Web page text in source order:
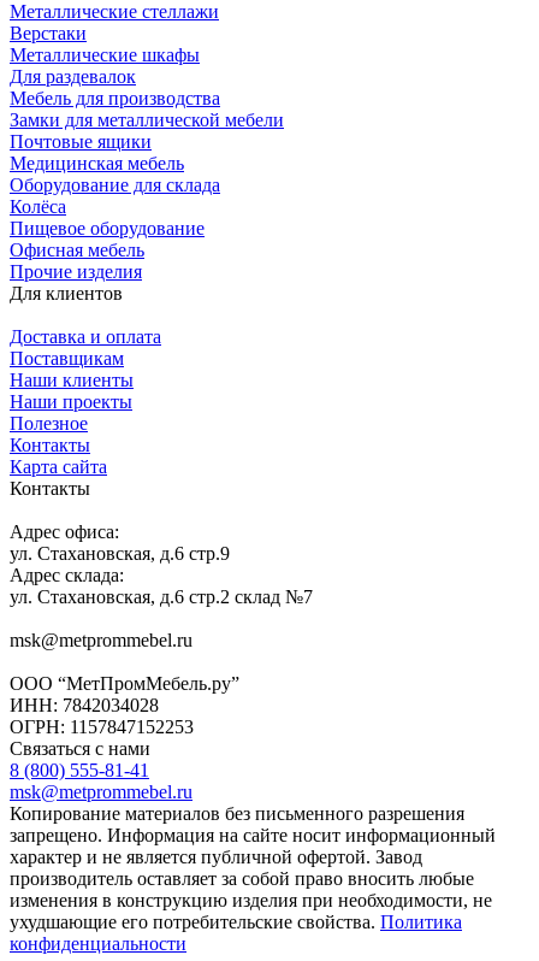
Металлические стеллажи
Верстаки
Металлические шкафы
Для раздевалок
Мебель для производства
Замки для металлической мебели
Почтовые ящики
Медицинская мебель
Оборудование для склада
Колёса
Пищевое оборудование
Офисная мебель
Прочие изделия
Для клиентов
Доставка и оплата
Поставщикам
Наши клиенты
Наши проекты
Полезное
Контакты
Карта сайта
Контакты
Адрес офиса:
ул. Стахановская, д.6 стр.9
Адрес склада:
ул. Стахановская, д.6 стр.2 склад №7
msk@metprommebel.ru
ООО “МетПромМебель.ру”
ИНН: 7842034028
ОГРН: 1157847152253
Связаться с нами
8 (800) 555-81-41
msk@metprommebel.ru
Копирование материалов без письменного разрешения
запрещено. Информация на сайте носит информационный
характер и не является публичной офертой. Завод
производитель оставляет за собой право вносить любые
изменения в конструкцию изделия при необходимости, не
ухудшающие его потребительские свойства. Политика
конфиденциальности